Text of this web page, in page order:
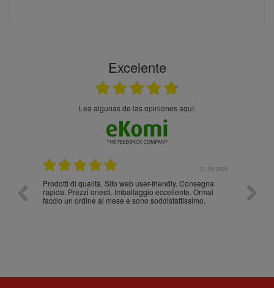
Excelente
Lea algunas de las opiniones aquí.
21.05.2026
Prodotti di qualità. Sito web user-friendly. Consegna
rapida. Prezzi onesti. Imballaggio eccellente. Ormai
faccio un ordine al mese e sono soddisfattissimo.
10/10